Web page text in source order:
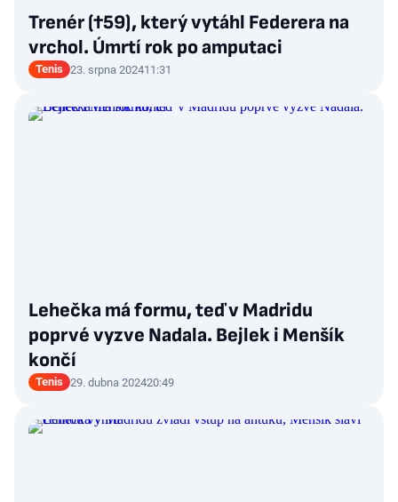
Trenér (†59), který vytáhl Federera na
vrchol. Úmrtí rok po amputaci
Tenis 23. srpna 202411:31
Lehečka má formu, teď v Madridu
poprvé vyzve Nadala. Bejlek i Menšík
končí
Tenis 29. dubna 202420:49